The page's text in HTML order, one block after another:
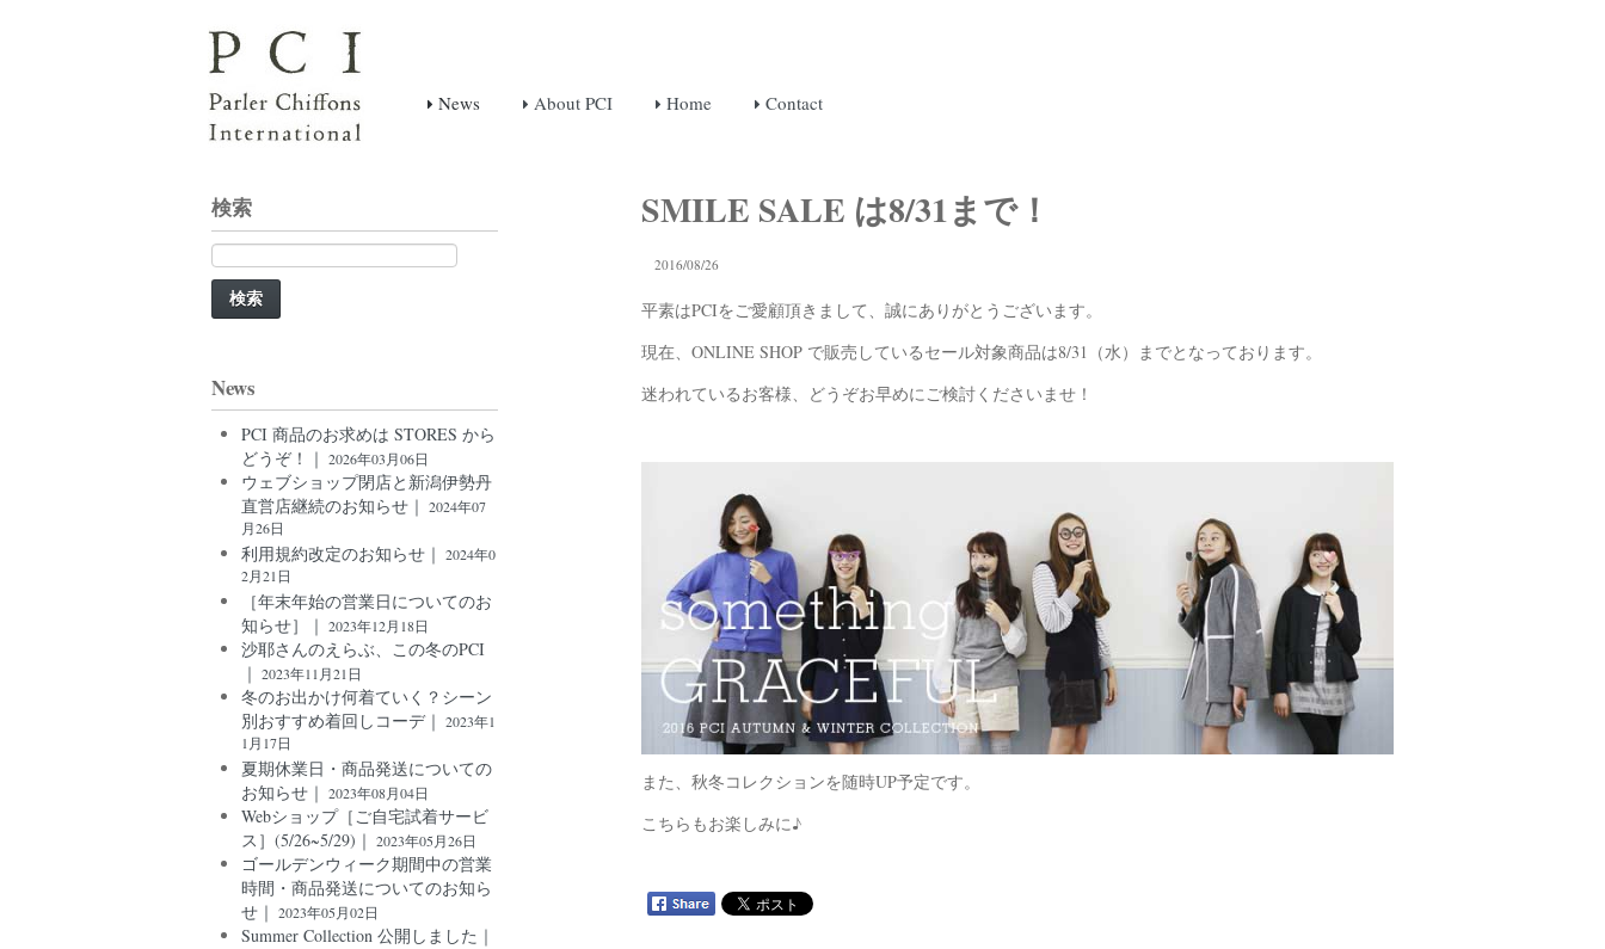
News About PCI Home Contact
SMILE SALE は8/31まで！
2016/08/26
平素はPCIをご愛顧頂きまして、誠にありがとうございます。
現在、ONLINE SHOP で販売しているセール対象商品は8/31（水）までとなっております。
迷われているお客様、どうぞお早めにご検討くださいませ！
また、秋冬コレクションを随時UP予定です。
こちらもお楽しみに♪
検索
検
索:
News
PCI 商品のお求めは STORES から
どうぞ！｜ 2026年03月06日
ウェブショップ閉店と新潟伊勢丹
直営店継続のお知らせ｜ 2024年07
月26日
利用規約改定のお知らせ｜ 2024年0
2月21日
［年末年始の営業日についてのお
知らせ］｜ 2023年12月18日
沙耶さんのえらぶ、この冬のPCI
｜ 2023年11月21日
冬のお出かけ何着ていく？シーン
別おすすめ着回しコーデ｜ 2023年1
1月17日
夏期休業日・商品発送についての
お知らせ｜ 2023年08月04日
Webショップ［ご自宅試着サービ
ス］(5/26~5/29)｜ 2023年05月26日
ゴールデンウィーク期間中の営業
時間・商品発送についてのお知ら
せ｜ 2023年05月02日
Summer Collection 公開しました｜